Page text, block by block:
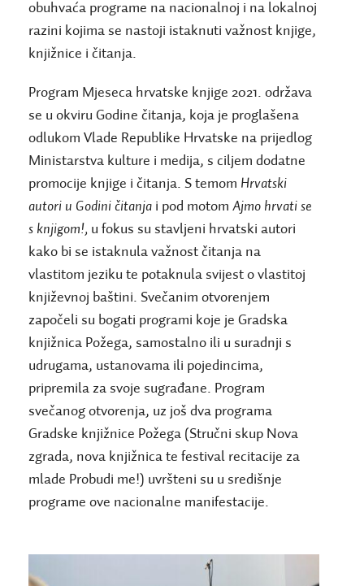
obuhvaća programe na nacionalnoj i na lokalnoj
razini kojima se nastoji istaknuti važnost knjige,
knjižnice i čitanja.
Program Mjeseca hrvatske knjige 2021. održava
se u okviru Godine čitanja, koja je proglašena
odlukom Vlade Republike Hrvatske na prijedlog
Ministarstva kulture i medija, s ciljem dodatne
promocije knjige i čitanja. S temom Hrvatski
autori u Godini čitanja i pod motomAjmo hrvati se
s knjigom!, u fokus su stavljeni hrvatski autori
kako bi se istaknula važnost čitanja na
vlastitom jeziku te potaknula svijest o vlastitoj
književnoj baštini. Svečanim otvorenjem
započeli su bogati programi koje jeGradska
knjižnica Požega, samostalno ili u suradnji s
udrugama, ustanovama ili pojedincima,
pripremila za svoje sugrađane. Program
svečanog otvorenja, uz još dva programa
Gradske knjižnice Požega (Stručni skup Nova
zgrada, nova knjižnica te festival recitacije za
mlade Probudi me!) uvršteni su u središnje
programe ove nacionalne manifestacije.